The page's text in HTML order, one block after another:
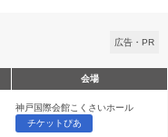
広告・PR
会場
神戸国際会館こくさいホール
チケットぴあ